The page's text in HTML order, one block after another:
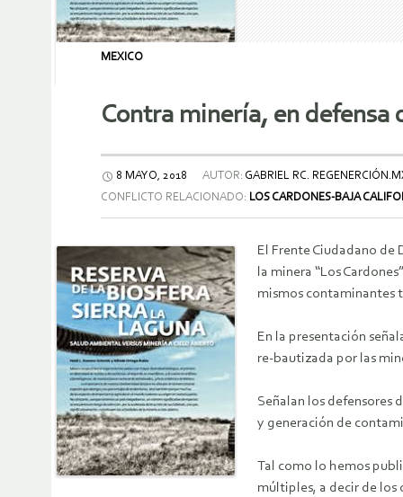
MEXICO
Contra minería, en defensa
8 MAYO, 2018 AUTOR: GABRIEL RC.
CONFLICTO RELACIONADO: LOS CARDONES-BAJA
El Frente Ciudadano de
la minera “Los
mismos contaminantes
En la presentación
re-bautizada por las
Señalan los defensores
y generación de
Tal como lo hemos
múltiples, a decir de